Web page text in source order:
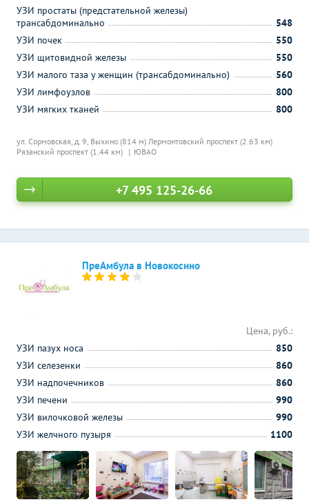
ул. Сормовская, д. 9, Выхино (814 м) Лермонтовский проспект (2.63 км)
Рязанский проспект (1.44 км)
ЮВАО
УЗИ простаты (предстательной железы)
трансабдоминально
548
УЗИ почек
550
УЗИ щитовидной железы
550
УЗИ малого таза у женщин (трансабдоминально)
560
УЗИ лимфоузлов
800
УЗИ мягких тканей
800
+7 495 125-26-66
ПреАмбула в Новокосино
Цена, руб.:
УЗИ пазух носа
850
УЗИ селезенки
860
УЗИ надпочечников
860
УЗИ печени
990
УЗИ вилочковой железы
990
УЗИ желчного пузыря
1100